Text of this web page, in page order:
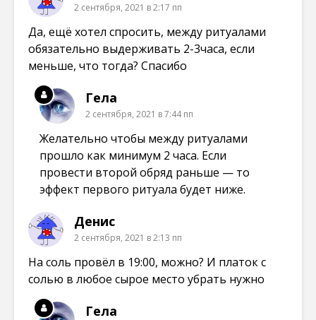
2 сентября, 2021 в 2:17 пп
Да, ещё хотел спросить, между ритуалами
обязательно выдерживать 2-3часа, если
меньше, что тогда? Спасибо
Гела
2 сентября, 2021 в 7:44 пп
Желательно чтобы между ритуалами
прошло как минимум 2 часа. Если
провести второй обряд раньше — то
эффект первого ритуала будет ниже.
Денис
2 сентября, 2021 в 2:13 пп
На соль провёл в 19:00, можно? И платок с
солью в любое сырое место убрать нужно
Гела